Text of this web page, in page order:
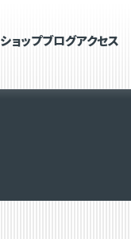
ショップブログアクセス